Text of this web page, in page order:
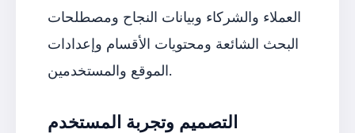
العملاء والشركاء وبيانات النجاح ومصطلحات
البحث الشائعة ومحتويات الأقسام وإعدادات
الموقع والمستخدمين.
التصميم وتجربة المستخدم